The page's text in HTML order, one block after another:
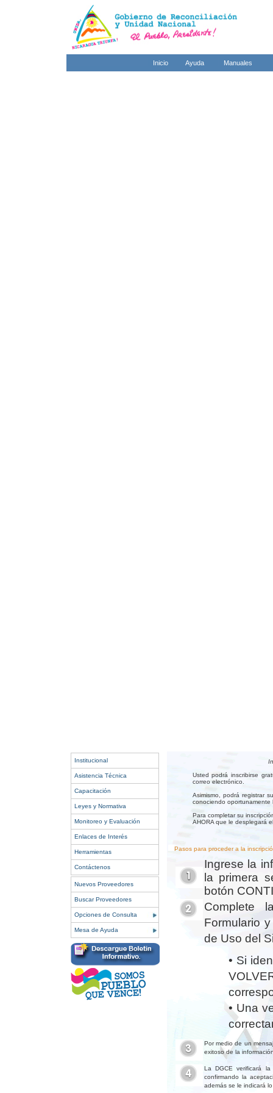
Inicio Ayuda Manuales
Institucional
Asistencia Técnica
Capacitación
Leyes y Normativa
Monitoreo y Evaluación
Enlaces de Interés
Herramientas
Contáctenos
Nuevos Proveedores
Buscar Proveedores
Opciones de Consulta
Mesa de Ayuda
Usted podrá inscribirse
correo electrónico.
Asimismo, podrá registrar
conociendo oportunamente
Para completar su
AHORA que le desplegará
Pasos para proceder a la
Ingrese la
la primera
botón
Complete
Formulario
de Uso del
• Si
• Una
Por medio de un
exitoso de la
La DGCE verificará
confirmando la
además se le indicará